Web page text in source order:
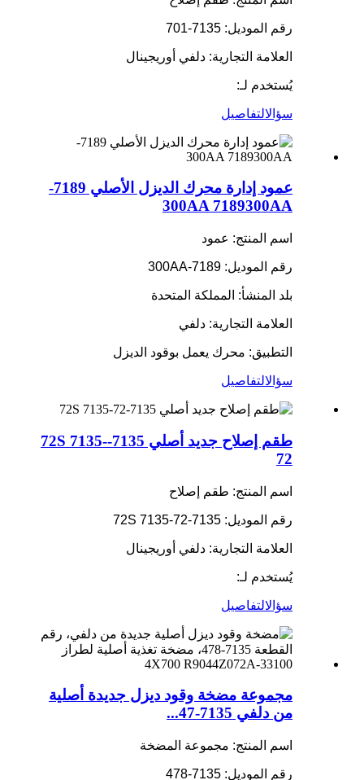
رقم الموديل: 7135-701
العلامة التجارية: دلفي أوريجينال
يُستخدم لـ:
سؤالالتفاصيل
عمود إدارة محرك الديزل الأصلي 7189-
300AA 7189300AA
اسم المنتج: عمود
رقم الموديل: 7189-300AA
بلد المنشأ: المملكة المتحدة
العلامة التجارية: دلفي
التطبيق: محرك يعمل بوقود الديزل
سؤالالتفاصيل
طقم إصلاح جديد أصلي 7135-72S 7135-
72
اسم المنتج: طقم إصلاح
رقم الموديل: 7135-72S 7135-72
العلامة التجارية: دلفي أوريجينال
يُستخدم لـ:
سؤالالتفاصيل
مجموعة مضخة وقود ديزل جديدة أصلية
من دلفي 7135-47...
اسم المنتج: مجموعة المضخة
رقم الموديل: 7135-478